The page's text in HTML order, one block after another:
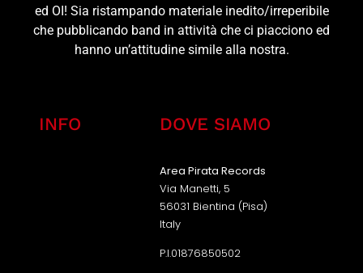
ed OI! Sia ristampando materiale inedito/irreperibile
che pubblicando band in attività che ci piacciono ed
hanno un’attitudine simile alla nostra.
INFO DOVE SIAMO
Area Pirata Records
Via Manetti, 5
56031 Bientina (Pisa)
Italy
P.I.01876850502